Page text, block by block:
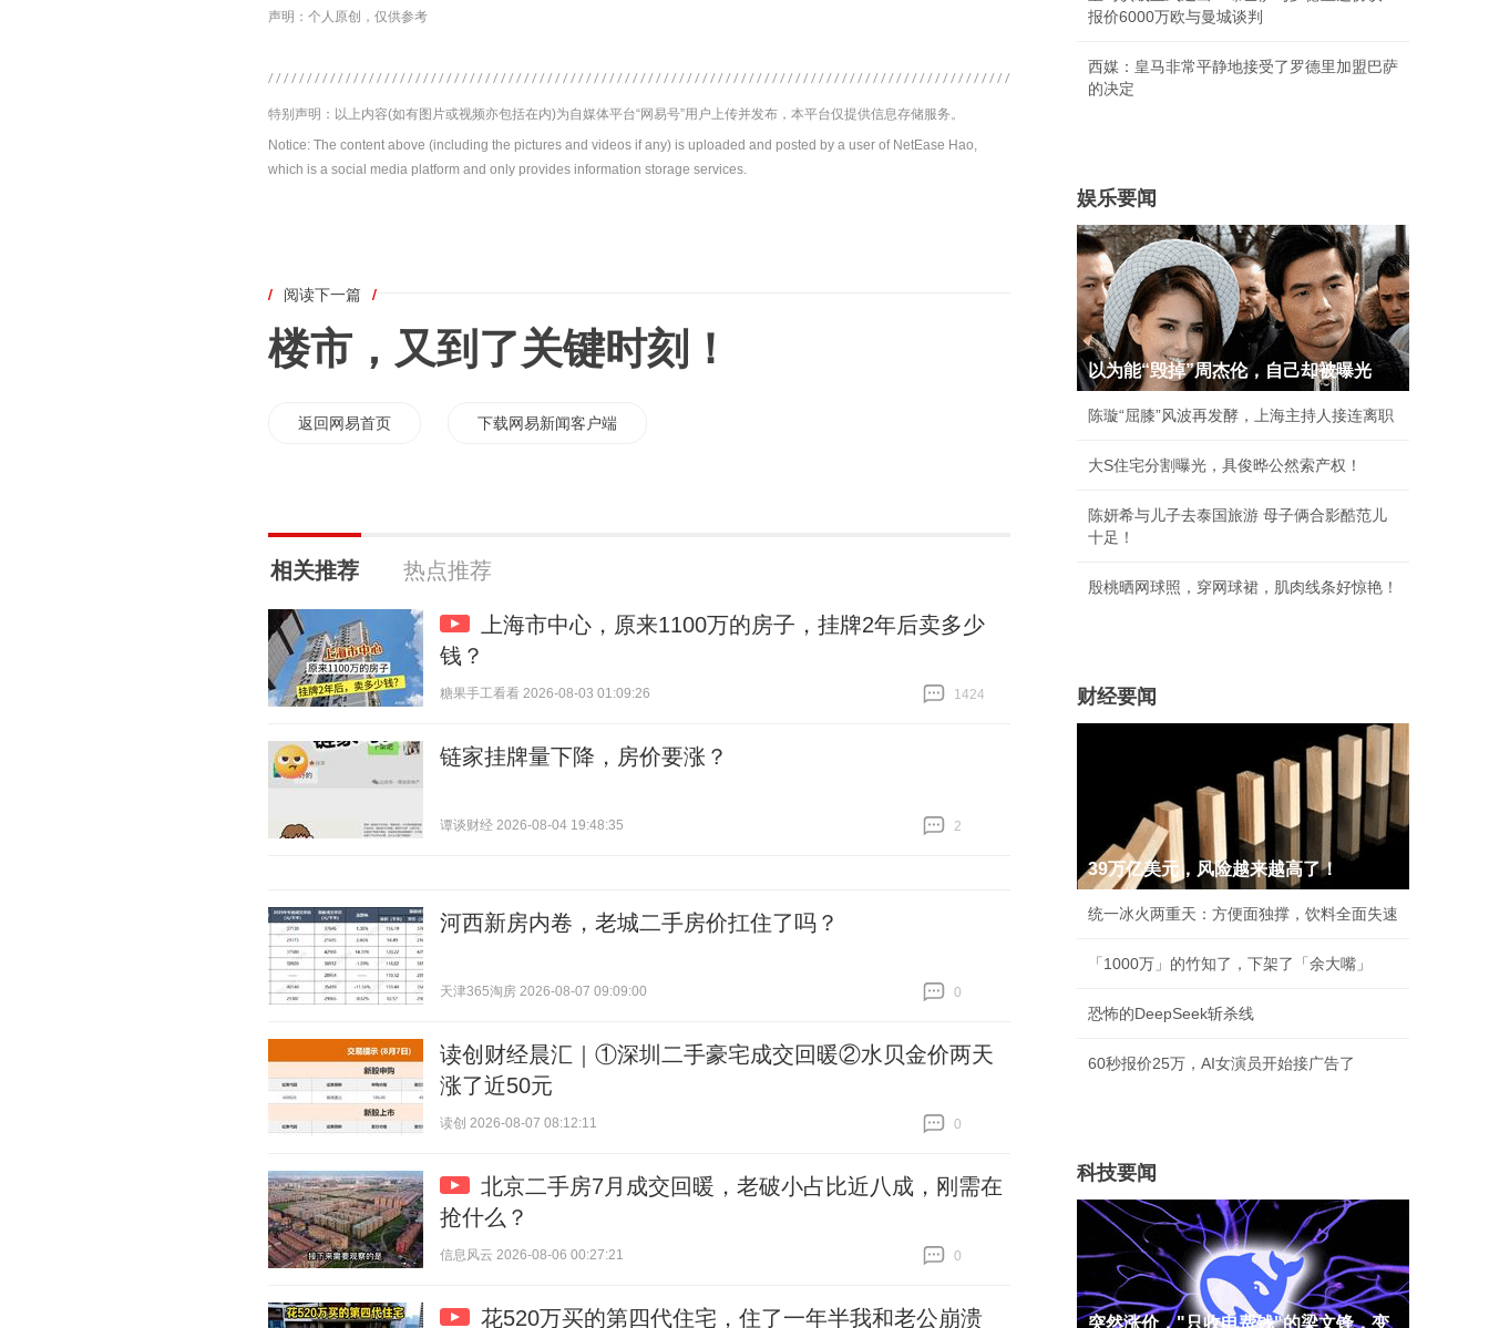
声明：个人原创，仅供参考
特别声明：以上内容(如有图片或视频亦包括在内)为自媒体平台“网易号”用户上传并发布，本平台仅提供信息存储服务。
Notice: The content above (including the pictures and videos if any) is uploaded and posted by a user of NetEase Hao,
which is a social media platform and only provides information storage services.
/ 阅读下一篇 /
楼市，又到了关键时刻！
返回网易首页 下载网易新闻客户端
相关推荐 热点推荐
上海市中心，原来1100万的房子，挂牌2年后卖多少
钱？
糖果手工看看 2026-08-03 01:09:26
1424
链家挂牌量下降，房价要涨？
谭谈财经 2026-08-04 19:48:35
2
河西新房内卷，老城二手房价扛住了吗？
天津365淘房 2026-08-07 09:09:00
0
读创财经晨汇｜①深圳二手豪宅成交回暖②水贝金价两天
涨了近50元
读创 2026-08-07 08:12:11
0
北京二手房7月成交回暖，老破小占比近八成，刚需在
抢什么？
信息风云 2026-08-06 00:27:21
0
花520万买的第四代住宅，住了一年半我和老公崩溃
报价6000万欧与曼城谈判
西媒：皇马非常平静地接受了罗德里加盟巴萨
的决定
娱乐要闻
以为能“毁掉”周杰伦，自己却被曝光
陈璇“屈膝”风波再发酵，上海主持人接连离职
大S住宅分割曝光，具俊晔公然索产权！
陈妍希与儿子去泰国旅游 母子俩合影酷范儿
十足！
殷桃晒网球照，穿网球裙，肌肉线条好惊艳！
财经要闻
39万亿美元，风险越来越高了！
统一冰火两重天：方便面独撑，饮料全面失速
「1000万」的竹知了，下架了「余大嘴」
恐怖的DeepSeek斩杀线
60秒报价25万，AI女演员开始接广告了
科技要闻
突然涨价，"只收电费钱"的梁文锋，变